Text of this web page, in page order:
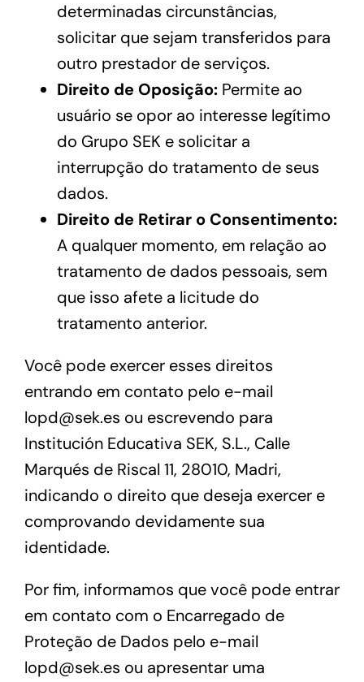
determinadas circunstâncias,
solicitar que sejam transferidos para
outro prestador de serviços.
Direito de Oposição:Permite ao
usuário se opor ao interesse legítimo
do Grupo SEK e solicitar a
interrupção do tratamento de seus
dados.
Direito de Retirar o Consentimento:
A qualquer momento, em relação ao
tratamento de dados pessoais, sem
que isso afete a licitude do
tratamento anterior.
Você pode exercer esses direitos
entrando em contato pelo e-mail
lopd@sek.es ou escrevendo para
Institución Educativa SEK, S.L., Calle
Marqués de Riscal 11, 28010, Madri,
indicando o direito que deseja exercer e
comprovando devidamente sua
identidade.
Por fim, informamos que você pode entrar
em contato com o Encarregado de
Proteção de Dados pelo e-mail
lopd@sek.es ou apresentar uma